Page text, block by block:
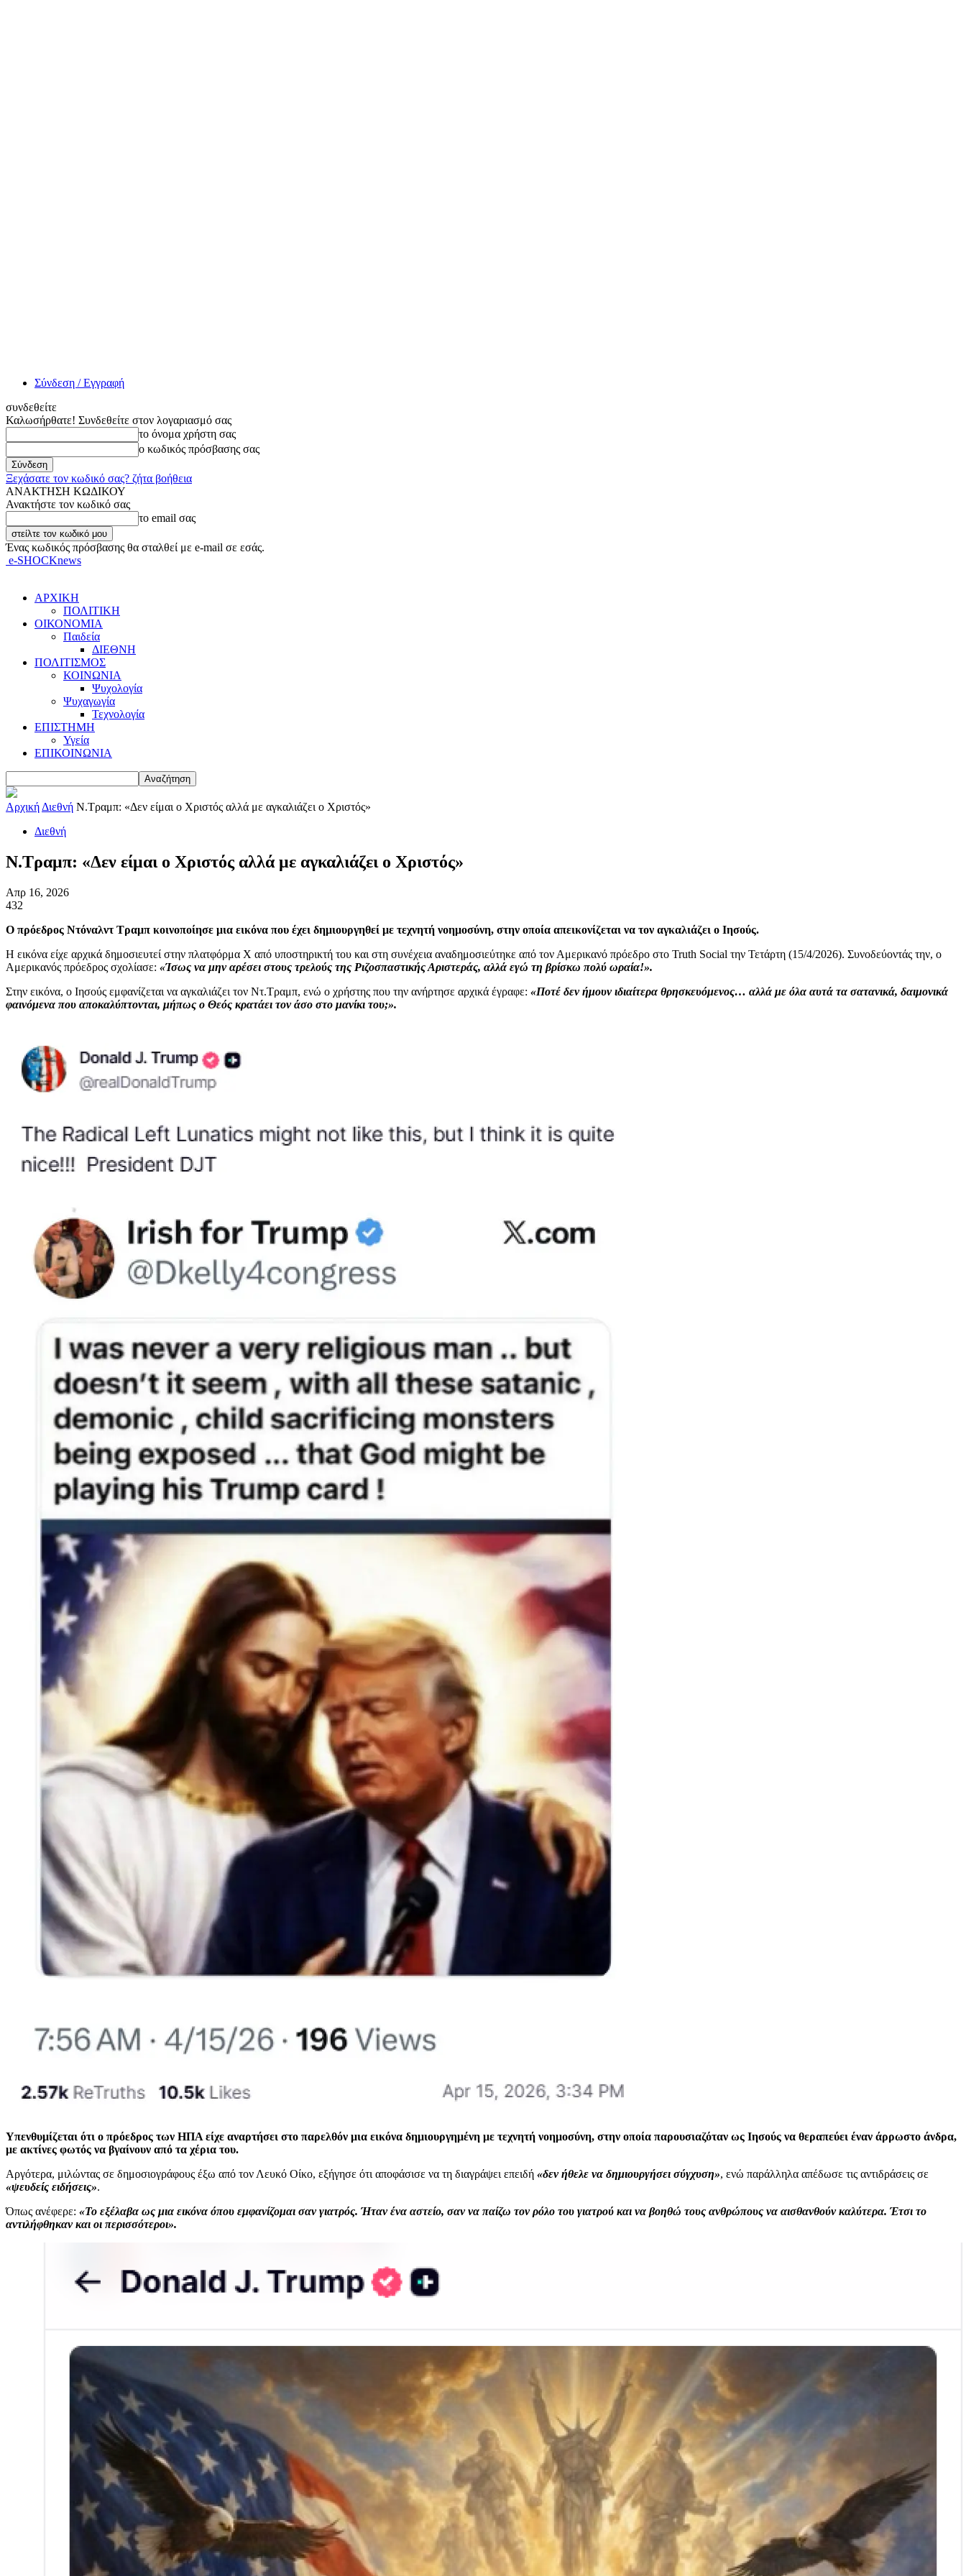
Σύνδεση / Εγγραφή
συνδεθείτε
Καλωσήρθατε! Συνδεθείτε στον λογαριασμό σας
το όνομα χρήστη σας
ο κωδικός πρόσβασης σας
Ξεχάσατε τον κωδικό σας? ζήτα βοήθεια
ΑΝΑΚΤΗΣΗ ΚΩΔΙΚΟΥ
Ανακτήστε τον κωδικό σας
το email σας
Ένας κωδικός πρόσβασης θα σταλθεί με e-mail σε εσάς.
e-SHOCKnews
ΑΡΧΙΚΗ
ΠΟΛΙΤΙΚΗ
ΟΙΚΟΝΟΜΙΑ
Παιδεία
ΔΙΕΘΝΗ
ΠΟΛΙΤΙΣΜΟΣ
ΚΟΙΝΩΝΙΑ
Ψυχολογία
Ψυχαγωγία
Τεχνολογία
ΕΠΙΣΤΗΜΗ
Υγεία
ΕΠΙΚΟΙΝΩΝΙΑ
Αρχική Διεθνή Ν.Τραμπ: «Δεν είμαι ο Χριστός αλλά με αγκαλιάζει ο Χριστός»
Διεθνή
Ν.Τραμπ: «Δεν είμαι ο Χριστός αλλά με αγκαλιάζει ο Χριστός»
Απρ 16, 2026
432
Ο πρόεδρος Ντόναλντ Τραμπ κοινοποίησε μια εικόνα που έχει δημιουργηθεί με τεχνητή νοημοσύνη, στην οποία απεικονίζεται να τον αγκαλιάζει ο Ιησούς.
Η εικόνα είχε αρχικά δημοσιευτεί στην πλατφόρμα X από υποστηρικτή του και στη συνέχεια αναδημοσιεύτηκε από τον Αμερικανό πρόεδρο στο Truth Social την Τετάρτη (15/4/2026). Συνοδεύοντάς την, ο
Αμερικανός πρόεδρος σχολίασε: «Ίσως να μην αρέσει στους τρελούς της Ριζοσπαστικής Αριστεράς, αλλά εγώ τη βρίσκω πολύ ωραία!».
Στην εικόνα, ο Ιησούς εμφανίζεται να αγκαλιάζει τον Ντ.Τραμπ, ενώ ο χρήστης που την ανήρτησε αρχικά έγραφε: «Ποτέ δεν ήμουν ιδιαίτερα θρησκευόμενος… αλλά με όλα αυτά τα σατανικά, δαιμονικά
φαινόμενα που αποκαλύπτονται, μήπως ο Θεός κρατάει τον άσο στο μανίκι του;».
Υπενθυμίζεται ότι ο πρόεδρος των ΗΠΑ είχε αναρτήσει στο παρελθόν μια εικόνα δημιουργημένη με τεχνητή νοημοσύνη, στην οποία παρουσιαζόταν ως Ιησούς να θεραπεύει έναν άρρωστο άνδρα,
με ακτίνες φωτός να βγαίνουν από τα χέρια του.
Αργότερα, μιλώντας σε δημοσιογράφους έξω από τον Λευκό Οίκο, εξήγησε ότι αποφάσισε να τη διαγράψει επειδή «δεν ήθελε να δημιουργήσει σύγχυση», ενώ παράλληλα απέδωσε τις αντιδράσεις σε
«ψευδείς ειδήσεις».
Όπως ανέφερε: «Το εξέλαβα ως μια εικόνα όπου εμφανίζομαι σαν γιατρός. Ήταν ένα αστείο, σαν να παίζω τον ρόλο του γιατρού και να βοηθώ τους ανθρώπους να αισθανθούν καλύτερα. Έτσι το
αντιλήφθηκαν και οι περισσότεροι».